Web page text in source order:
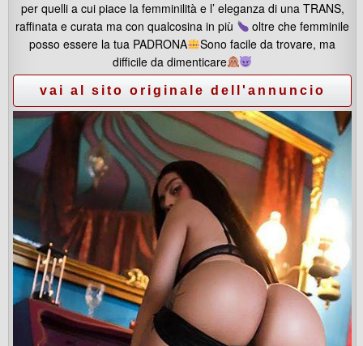
per quelli a cui piace la femminilità e l’ eleganza di una TRANS,
raffinata e curata ma con qualcosina in più
oltre che femminile
posso essere la tua PADRONA
Sono facile da trovare, ma
difficile da dimenticare